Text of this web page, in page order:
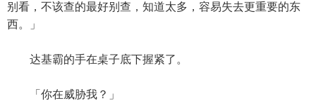
别看，不该查的最好别查，知道太多，容易失去更重要的东
西。」
达基霸的手在桌子底下握紧了。
「你在威胁我？」